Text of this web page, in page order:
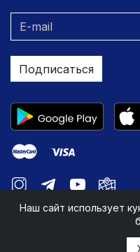
Подписаться
Наш сайт использует